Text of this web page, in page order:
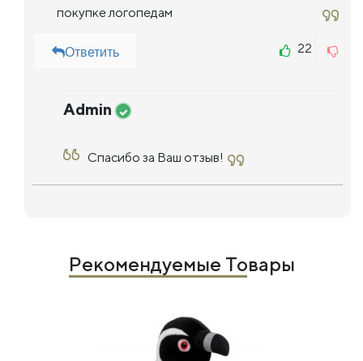
покупке логопедам
22
Ответить
Admin
Спасибо за Ваш отзыв!
Рекомендуемые Товары